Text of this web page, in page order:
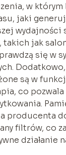
w którym
jaki
wydajności
jak
się w
są w
co pozwala
producenta
filtrów, co
działanie